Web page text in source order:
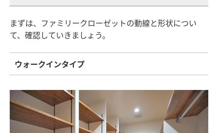
まずは、ファミリークローゼットの動線と形状につい
て、確認していきましょう。
ウォークインタイプ